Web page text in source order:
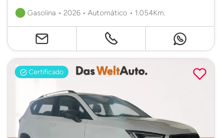
Gasolina • 2026 • Automático • 1.054Km.
Certificado